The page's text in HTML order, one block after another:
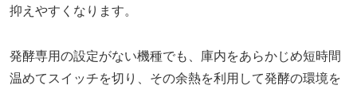
抑えやすくなります。
発酵専用の設定がない機種でも、庫内をあらかじめ短時間
温めてスイッチを切り、その余熱を利用して発酵の環境を